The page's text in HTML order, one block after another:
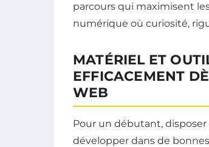
parcours qui maximisent
numérique où curiosité,
MATÉRIEL ET
EFFICACEMENT
WEB
Pour un débutant,
développer dans de